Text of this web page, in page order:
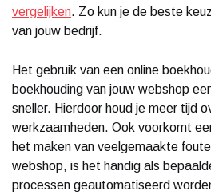
vergelijken. Zo kun je de beste
van jouw bedrijf.
Het gebruik van een online
boekhouding van jouw webshop
sneller. Hierdoor houd je meer tijd
werkzaamheden. Ook voorkomt
het maken van veelgemaakte
webshop, is het handig als
processen geautomatiseerd